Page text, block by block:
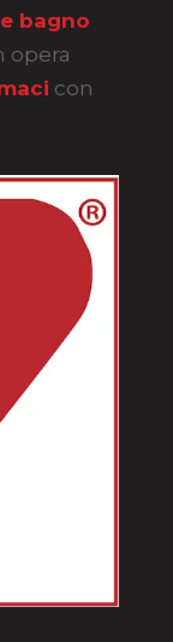
bagno
opera
con